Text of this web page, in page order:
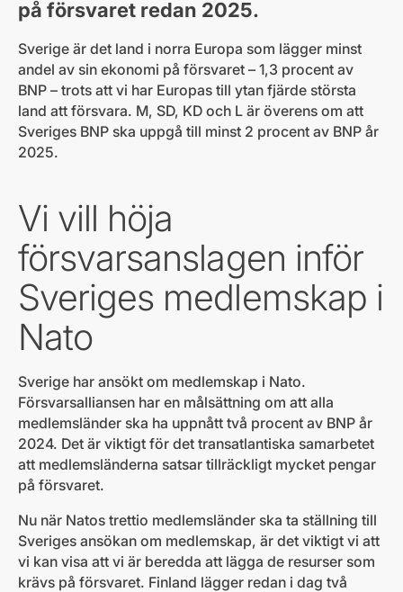
på försvaret redan 2025.
Sverige är det land i norra Europa som lägger minst
andel av sin ekonomi på försvaret – 1,3 procent av
BNP – trots att vi har Europas till ytan fjärde största
land att försvara. M, SD, KD och L är överens om att
Sveriges BNP ska uppgå till minst 2 procent av BNP år
2025.
Vi vill höja
försvarsanslagen inför
Sveriges medlemskap i
Nato
Sverige har ansökt om medlemskap i Nato.
Försvarsalliansen har en målsättning om att alla
medlemsländer ska ha uppnått två procent av BNP år
2024. Det är viktigt för det transatlantiska samarbetet
att medlemsländerna satsar tillräckligt mycket pengar
på försvaret.
Nu när Natos trettio medlemsländer ska ta ställning till
Sveriges ansökan om medlemskap, är det viktigt vi att
vi kan visa att vi är beredda att lägga de resurser som
krävs på försvaret. Finland lägger redan i dag två